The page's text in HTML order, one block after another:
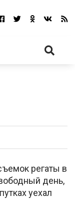
регаты в
день,
уехал